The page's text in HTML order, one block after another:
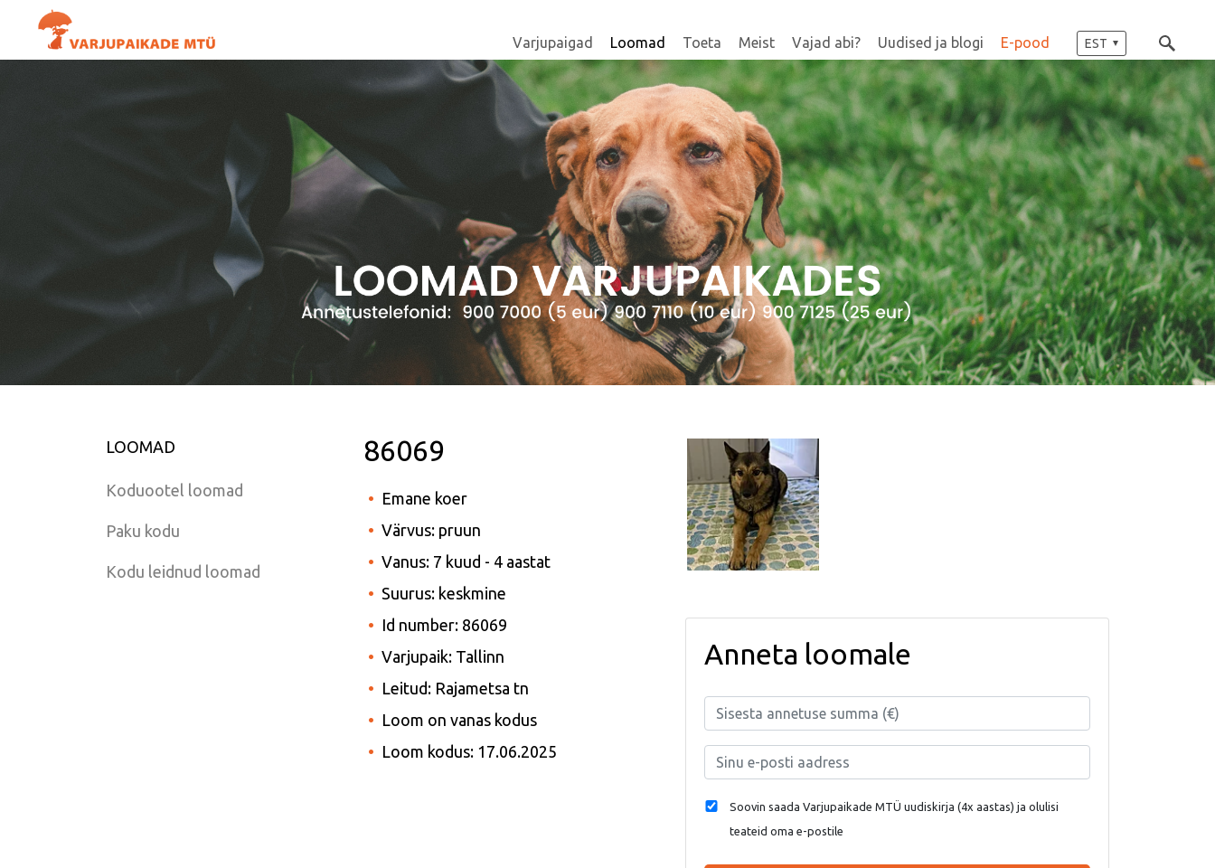
Varjupaigad Loomad Toeta Meist Vajad abi? Uudised ja blogi E-pood EST
LOOMAD
Koduootel loomad
Paku kodu
Kodu leidnud loomad
86069
Emane koer
Värvus: pruun
Vanus: 7 kuud - 4 aastat
Suurus: keskmine
Id number: 86069
Varjupaik: Tallinn
Leitud: Rajametsa tn
Loom on vanas kodus
Loom kodus: 17.06.2025
Anneta loomale
Soovin saada Varjupaikade MTÜ uudiskirja (4x aastas) ja olulisi
teateid oma e-postile